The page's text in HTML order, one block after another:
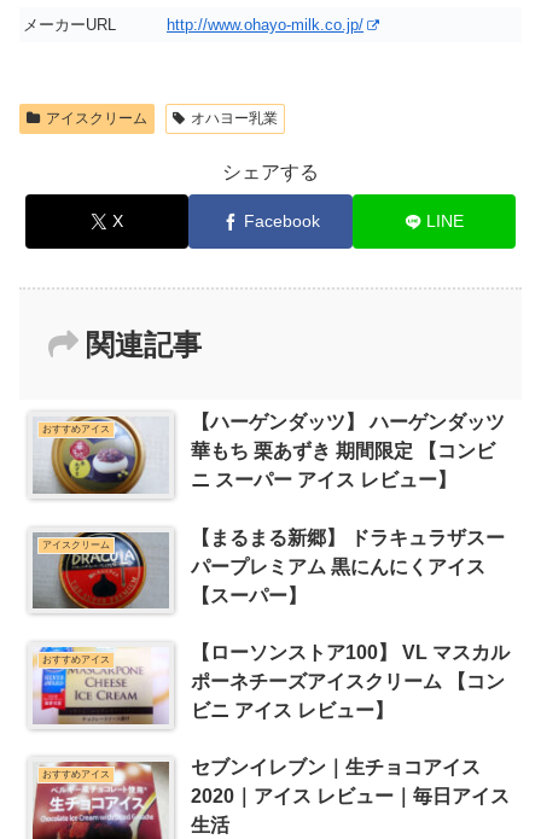
メーカーURL
http://www.ohayo-milk.co.jp/
アイスクリーム オハヨー乳業
シェアする
X Facebook LINE
関連記事
おすすめアイス
【ハーゲンダッツ】 ハーゲンダッツ
華もち 栗あずき 期間限定 【コンビ
ニ スーパー アイス レビュー】
アイスクリーム
【まるまる新郷】 ドラキュラザスー
パープレミアム 黒にんにくアイス
【スーパー】
おすすめアイス
【ローソンストア100】 VL マスカル
ポーネチーズアイスクリーム 【コン
ビニ アイス レビュー】
おすすめアイス
セブンイレブン｜生チョコアイス
2020｜アイス レビュー｜毎日アイス
生活